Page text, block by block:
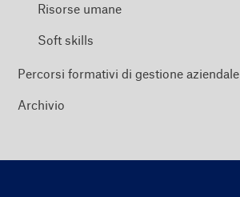
Risorse umane
Soft skills
Percorsi formativi di gestione aziendale
Archivio